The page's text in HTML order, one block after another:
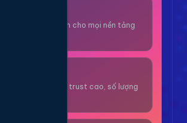
Nhận code xác minh cho mọi nền tảng
Tài khoản gmail cổ, trust cao, số lượng